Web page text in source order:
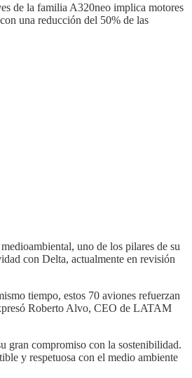
de la familia A320neo implica motores
una reducción del 50% de las
uno de los pilares de su
con Delta, actualmente en revisión
tiempo, estos 70 aviones refuerzan
Roberto Alvo, CEO de LATAM
gran compromiso con la sostenibilidad.
y respetuosa con el medio ambiente